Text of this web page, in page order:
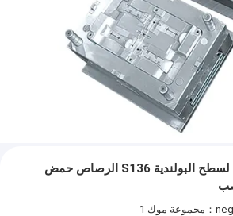
قالب واحد بالرصاص لسطح البولندية S136 الرصاص حمض